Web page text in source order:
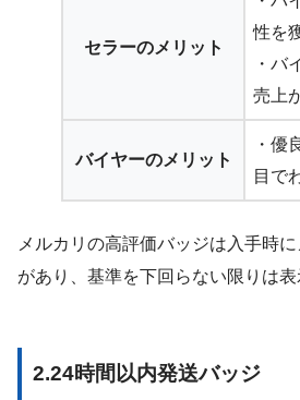
セラーのメリット
性を
・バ
売上
バイヤーのメリット
・優
目で
メルカリの高評価バッジは入手時
があり、基準を下回らない限りは表
2.24時間以内発送バッジ